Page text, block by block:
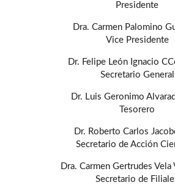
Presidente
Dra. Carmen Palomino
Vice Presidente
Dr. Felipe León Ignacio
Secretario General
Dr. Luis Geronimo
Tesorero
Dr. Roberto Carlos
Secretario de Acción
Dra. Carmen Gertrudes Vela
Secretario de